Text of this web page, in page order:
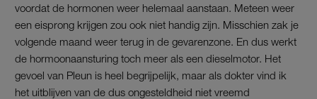
voordat de hormonen weer helemaal aanstaan. Meteen weer
een eisprong krijgen zou ook niet handig zijn. Misschien zak je
volgende maand weer terug in de gevarenzone. En dus werkt
de hormoonaansturing toch meer als een dieselmotor. Het
gevoel van Pleun is heel begrijpelijk, maar als dokter vind ik
het uitblijven van de dus ongesteldheid niet vreemd